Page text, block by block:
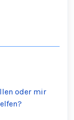
oder mir